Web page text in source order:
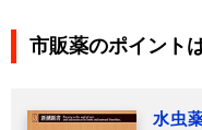
市販薬のポイント
水虫